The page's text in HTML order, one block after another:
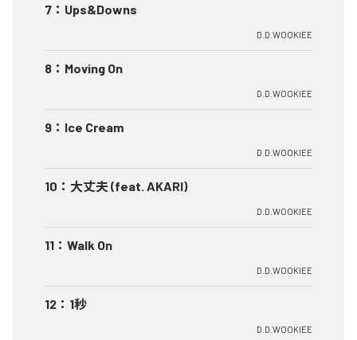
7 ： Ups&Downs
D.D.WOOKIEE
8 ： Moving On
D.D.WOOKIEE
9 ： Ice Cream
D.D.WOOKIEE
10 ： 大丈夫 (feat. AKARI)
D.D.WOOKIEE
11 ： Walk On
D.D.WOOKIEE
12 ： 1秒
D.D.WOOKIEE